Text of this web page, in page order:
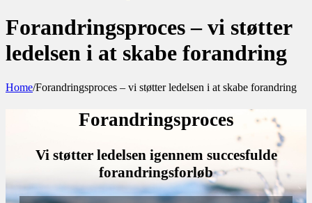
Forandringsproces – vi støtter
ledelsen i at skabe forandring
Home/Forandringsproces – vi støtter ledelsen i at skabe forandring
Forandringsproces
Vi støtter ledelsen igennem succesfulde
forandringsforløb